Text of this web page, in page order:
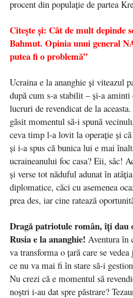
procent din populație de partea
Citește și: Cât de mult depinde
Bahmut. Opinia unui general
putea fi o problemă”
Ucraina e la ananghie și viteazul
după cum s-a stabilit – și-a aminti
lucruri de revendicat de la
găsit momentul să-i spună
ceva timp l-a lovit la operație și
și i-a spus că bunica lui e mai
ucraineanului foc casa? Eii, sâc!
și verse tot năduful adunat în
diplomatice, căci cu asemenea
prea des, iar cine ratează
Dragă patriotule român, îți dau
Rusia e la ananghie! Aventura în
va transforma o țară care se
ce nu va mai fi în stare să-i
Nu crezi că e momentul să
noștri i-au dat spre păstrare?